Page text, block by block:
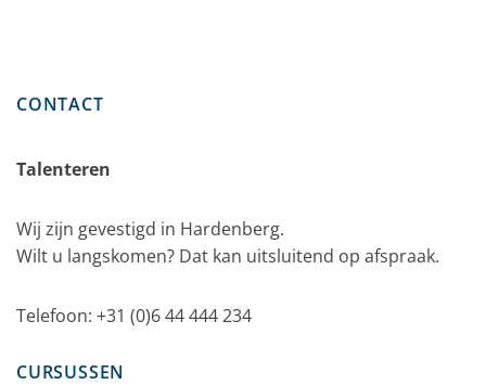
CONTACT
Talenteren
Wij zijn gevestigd in Hardenberg.
Wilt u langskomen? Dat kan uitsluitend op afspraak.
Telefoon: +31 (0)6 44 444 234
CURSUSSEN